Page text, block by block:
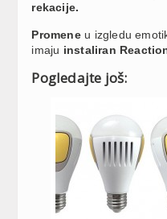
rekacije.
Promeneu izgledu
imaju instaliran
Pogledajte još: